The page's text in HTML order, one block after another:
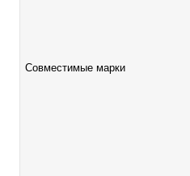
Совместимые марки